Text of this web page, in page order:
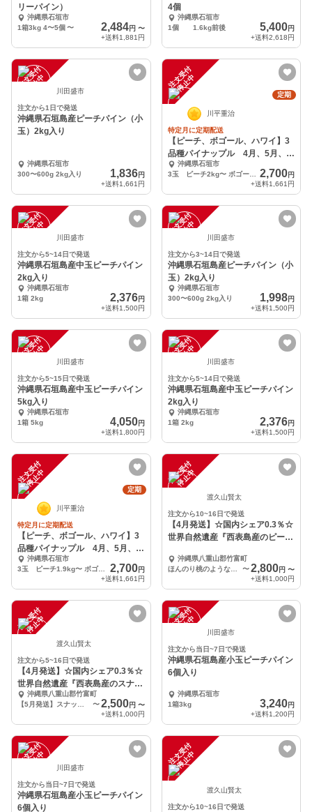
リーパイン）
沖縄県石垣市
1箱3kg 4〜5個 〜 2,484円 〜
+送料1,881円
4個
沖縄県石垣市
1個 1.6kg前後
5,400円
+送料2,618円
注
文
受
付
停
止
中 川田盛市
注文から1日で発送
沖縄県石垣島産ピーチパイン（小
玉）2kg入り
沖縄県石垣市
300〜600g 2kg入り
1,836円
+送料1,661円
注
文
受
付
停
止
中
定期
川平重治
特定月に定期配送
【ピーチ、ボゴール、ハワイ】3
品種パイナップル 4月、5月、6
月、7月定期便！！
沖縄県石垣市
3玉 ピーチ2kg〜 ボゴール2.5kg〜 ハワイ種2.5kg〜
2,700円
+送料1,661円
注
文
受
付
停
止
中 川田盛市
注文から5~14日で発送
沖縄県石垣島産中玉ピーチパイン
2kg入り
沖縄県石垣市
1箱 2kg
2,376円
+送料1,500円
注
文
受
付
停
止
中 川田盛市
注文から3~14日で発送
沖縄県石垣島産ピーチパイン（小
玉）2kg入り
沖縄県石垣市
300〜600g 2kg入り
1,998円
+送料1,500円
注
文
受
付
停
止
中 川田盛市
注文から5~15日で発送
沖縄県石垣島産中玉ピーチパイン
5kg入り
沖縄県石垣市
1箱 5kg
4,050円
+送料1,800円
注
文
受
付
停
止
中 川田盛市
注文から5~14日で発送
沖縄県石垣島産中玉ピーチパイン
2kg入り
沖縄県石垣市
1箱 2kg
2,376円
+送料1,500円
注
文
受
付
停
止
中
定期
川平重治
特定月に定期配送
【ピーチ、ボゴール、ハワイ】3
品種パイナップル 4月、5月、6
月、7月定期便！！
沖縄県石垣市
3玉 ピーチ1.9kg〜 ボゴール2.3kg〜 ハワイ種2.4kg〜
2,700円
+送料1,661円
注
文
受
付
停
止
中
渡久山賢太
注文から10~16日で発送
【4月発送】☆国内シェア0.3％☆
世界自然遺産『西表島産のピーチ
沖縄県八重山郡竹富町
ほんのり桃のような香り🍑』風味豊かな西表島産ピーチパイン２Kg(3〜4玉入)
〜2,800円 〜
+送料1,000円
注
文
受
付
停
止
中
渡久山賢太
注文から5~16日で発送
【4月発送】☆国内シェア0.3％☆
世界自然遺産『西表島産のスナッ
クパイン』
沖縄県八重山郡竹富町
〜 2,500円 〜
+送料1,000円
注
文
受
付
停
止
中 川田盛市
注文から当日~7日で発送
沖縄県石垣島産小玉ピーチパイン
6個入り
沖縄県石垣市
1箱3kg
3,240円
+送料1,200円
注
文
受
付
停
止
中 川田盛市
注文から当日~7日で発送
沖縄県石垣島産小玉ピーチパイン
6個入り
注
文
受
付
停
止
中
渡久山賢太
注文から10~16日で発送